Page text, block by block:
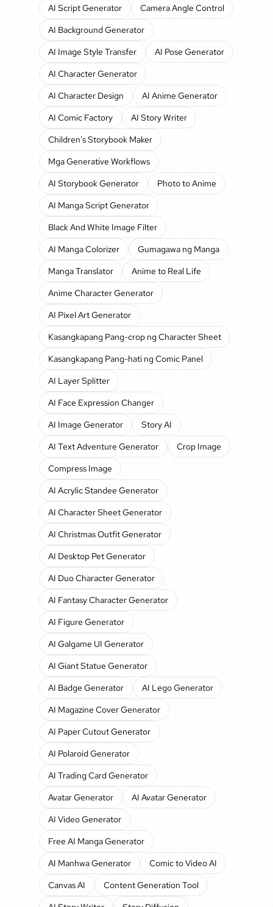
AI Script Generator
Camera Angle Control
AI Background Generator
AI Image Style Transfer
AI Pose Generator
AI Character Generator
AI Character Design
AI Anime Generator
AI Comic Factory
AI Story Writer
Children's Storybook Maker
Mga Generative Workflows
AI Storybook Generator
Photo to Anime
AI Manga Script Generator
Black And White Image Filter
AI Manga Colorizer
Gumagawa ng Manga
Manga Translator
Anime to Real Life
Anime Character Generator
AI Pixel Art Generator
Kasangkapang Pang-crop ng Character Sheet
Kasangkapang Pang-hati ng Comic Panel
AI Layer Splitter
AI Face Expression Changer
AI Image Generator
Story AI
AI Text Adventure Generator
Crop Image
Compress Image
AI Acrylic Standee Generator
AI Character Sheet Generator
AI Christmas Outfit Generator
AI Desktop Pet Generator
AI Duo Character Generator
AI Fantasy Character Generator
AI Figure Generator
AI Galgame UI Generator
AI Giant Statue Generator
AI Badge Generator
AI Lego Generator
AI Magazine Cover Generator
AI Paper Cutout Generator
AI Polaroid Generator
AI Trading Card Generator
Avatar Generator
AI Avatar Generator
AI Video Generator
Free AI Manga Generator
AI Manhwa Generator
Comic to Video AI
Canvas AI
Content Generation Tool